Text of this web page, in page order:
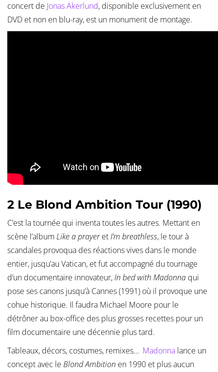
concert de Jonas Akerlund, disponible exclusivement en
DVD et non en blu-ray, est un monument de montage.
2 Le Blond Ambition Tour (1990)
C’est la tournée qui inventa toutes les autres. Mettant en
scène l’album Like a prayeretI’m breathless, le tour à
scandales provoqua des réactions vives dans le monde
entier, jusqu’au Vatican, et fut accompagné du tournage
d’un documentaire innovateur,In bed with Madonna qui
pose ses canons jusqu’à Cannes (1991) où il provoque une
cohue historique. Il faudra Michael Moore pour le
détrôner au box-office des plus grosses recettes pour un
film documentaire une décennie plus tard.
Tableaux, décors, costumes, remixes… Madonna lance un
concept avec le Blond Ambition en 1990 et plus aucun